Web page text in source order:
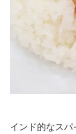
インド的なス